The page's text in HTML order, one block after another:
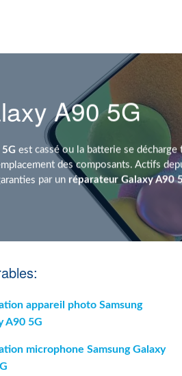
A90 5G
est cassé ou la batterie se
des composants. Actifs
par un réparateur Galaxy A90
appareil photo Samsung
A90 5G
microphone Samsung Galaxy